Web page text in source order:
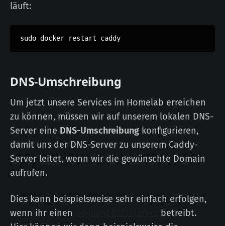
läuft:
DNS-Umschreibung
Um jetzt unsere Services im Homelab erreichen
zu können, müssen wir auf unserem lokalen DNS-
Server eine DNS-Umschreibung konfigurieren,
damit uns der DNS-Server zu unserem Caddy-
Server leitet, wenn wir die gewünschte Domain
aufrufen.
Dies kann beispielsweise sehr einfach erfolgen,
wenn ihr einen
betreibt.